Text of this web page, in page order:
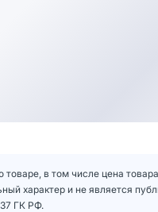
товаре, в том числе цена
характер и не является
ГК РФ.